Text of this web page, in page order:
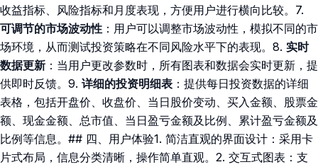
收益指标、风险指标和月度表现，方便用户进行横向比较。7.
可调节的市场波动性 ：用户可以调整市场波动性，模拟不同的市
场环境，从而测试投资策略在不同风险水平下的表现。8. 实时
数据更新 ：当用户更改参数时，所有图表和数据会实时更新，提
供即时反馈。9. 详细的投资明细表 ：提供每日投资数据的详细
表格，包括开盘价、收盘价、当日股价变动、买入金额、股票金
额、现金金额、总市值、当日盈亏金额及比例、累计盈亏金额及
比例等信息。## 四、用户体验1. 简洁直观的界面设计：采用卡
片式布局，信息分类清晰，操作简单直观。2. 交互式图表：支